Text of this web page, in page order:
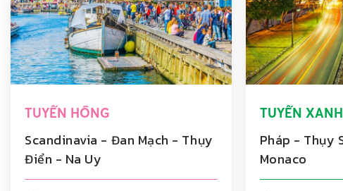
TUYẾN HỒNG
Scandinavia - Đan Mạch - Thụy
Điển - Na Uy
TUYẾN
Pháp - Thụy
Monaco